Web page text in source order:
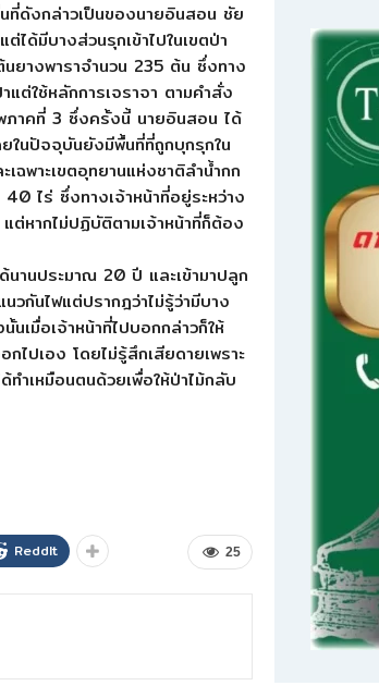
ที่ดังกล่าวเป็นของนายอินสอน ชัย
ได้มีบางส่วนรุกเข้าไปในเขตป่า
ยางพาราจำนวน 235 ต้น ซึ่งทาง
แต่ใช้หลักการเจราจา ตามคำสั่ง
ภาคที่ 3 ซึ่งครั้งนี้ นายอินสอน ได้
ในปัจจุบันยังมีพื้นที่ที่ถูกบุกรุกใน
พาะเขตอุทยานแห่งชาติลำน้ำกก
ไร่ ซึ่งทางเจ้าหน้าที่อยู่ระหว่าง
ต่หากไม่ปฏิบัติตามเจ้าหน้าที่ก็ต้อง
นานประมาณ 20 ปี และเข้ามาปลูก
วกันไฟแต่ปรากฎว่าไม่รู้ว่ามีบาง
นเมื่อเจ้าหน้าที่ไปบอกกล่าวก็ให้
ไปเอง โดยไม่รู้สึกเสียดายเพราะ
ทำเหมือนตนด้วยเพื่อให้ป่าไม้กลับ
25
ReddIt